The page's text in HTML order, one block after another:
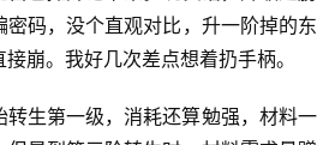
密码，没个直观对比，升一阶掉的东
崩。我好几次差点想着扔手柄。
转生第一级，消耗还算勉强，材料一